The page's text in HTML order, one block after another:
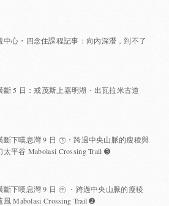
心・四念住課程記事：向內深潛，到不了
5 日：戒茂斯上嘉明湖・出瓦拉米古道
下嘆息灣 9 日 ㊦・跨過中央山脈的瘦稜與
平谷 Mabolasi Crossing Trail ➌
下嘆息灣 9 日 ㊥ ・跨過中央山脈的瘦稜
Mabolasi Crossing Trail ➋